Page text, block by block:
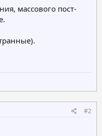
массового пост-
#2